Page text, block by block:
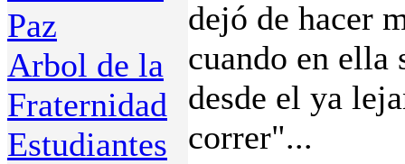
Paz
Arbol de la
Fraternidad
Estudiantes
dejó de hacer
cuando en ella
desde el ya
correr"...